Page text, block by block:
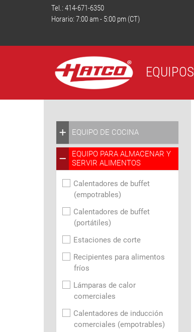
Tel.: 414-671-6350
Horario: 7:00 am - 5:00 pm (CT)
EQUIPOS
EQUIPO DE COCINA
EQUIPO PARA ALMACENAR Y
SERVIR ALIMENTOS
Calentadores de buffet
(empotrables)
Calentadores de buffet
(portátiles)
Estaciones de corte
Recipientes para alimentos
fríos
Lámparas de calor
comerciales
Calentadores de inducción
comerciales (empotrables)